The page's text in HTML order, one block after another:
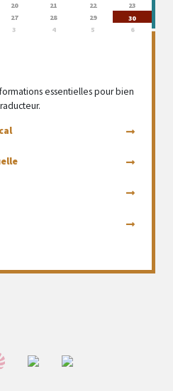
20 21 22
23
27 28 29
30
3 4 5 6
essentielles pour bien